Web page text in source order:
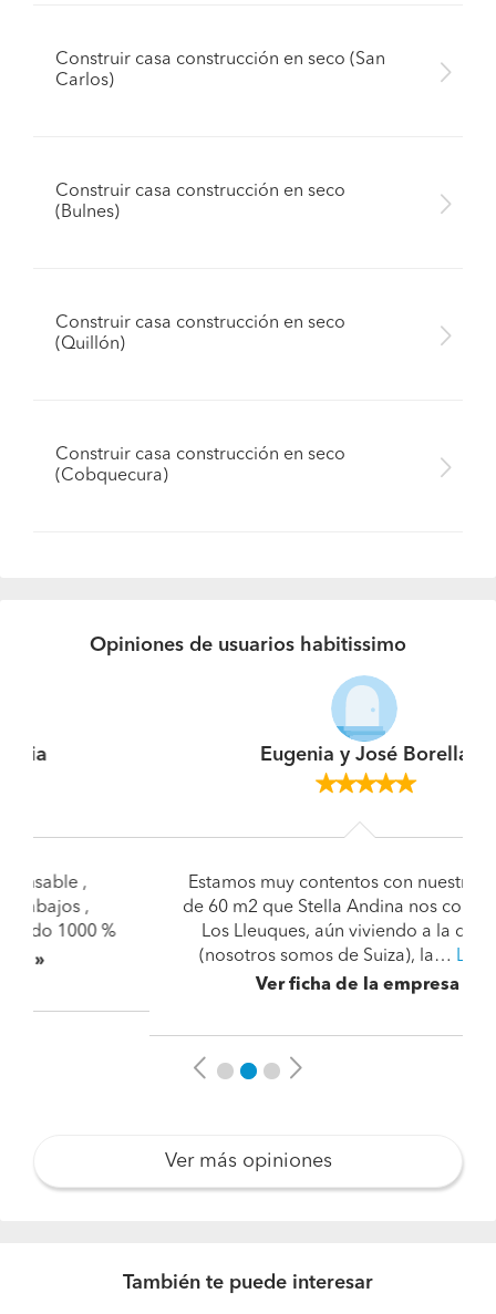
Construir casa construcción en seco (San
Carlos)
Construir casa construcción en seco
(Bulnes)
Construir casa construcción en seco
(Quillón)
Construir casa construcción en seco
(Cobquecura)
Opiniones de usuarios habitissimo
Eugenia y José Borella
Estamos muy contentos con nuestra cabaña
de 60 m2 que Stella Andina nos construyó en
Los Lleuques, aún viviendo a la distancia
(nosotros somos de Suiza), la…Leer más
Ver ficha de la empresa
Ver más opiniones